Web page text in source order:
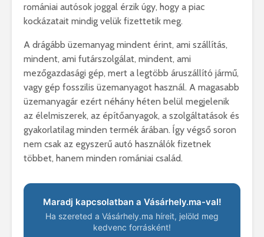
romániai autósok joggal érzik úgy, hogy a piac
kockázatait mindig velük fizettetik meg.
A drágább üzemanyag mindent érint, ami szállítás,
mindent, ami futárszolgálat, mindent, ami
mezőgazdasági gép, mert a legtöbb áruszállító jármű,
vagy gép fosszilis üzemanyagot használ. A magasabb
üzemanyagár ezért néhány héten belül megjelenik
az élelmiszerek, az építőanyagok, a szolgáltatások és
gyakorlatilag minden termék árában. Így végső soron
nem csak az egyszerű autó használók fizetnek
többet, hanem minden romániai család.
Maradj kapcsolatban a Vásárhely.ma-val!
Ha szereted a Vásárhely.ma híreit, jelöld meg
kedvenc forrásként!